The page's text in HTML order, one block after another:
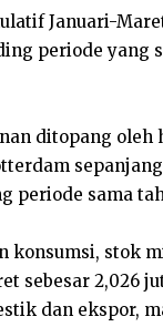
Januari-
periode yang
ditopang
periode sama
konsumsi, stok
sebesar 2,026
dan ekspor,